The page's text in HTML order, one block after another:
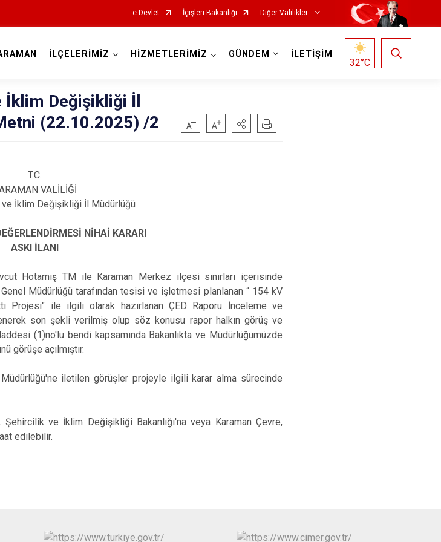
e-Devlet İçişleri Bakanlığı Diğer Valilikler
İLÇELERİMİZ HİZMETLERİMİZ GÜNDEM İLETİŞİM
32°C
İklim Değişikliği İl
(22.10.2025) /2
T.C.
VALİLİĞİ
İklim Değişikliği İl Müdürlüğü
NİHAİ KARARI
ASKI İLANI
Hotamış TM ile Karaman Merkez ilçesi sınırları içerisinde
Müdürlüğü tarafından tesisi ve işletmesi planlanan “ 154 kV
Projesi" ile ilgili olarak hazırlanan ÇED Raporu İnceleme ve
son şekli verilmiş olup söz konusu rapor halkın görüş ve
(1)no'lu bendi kapsamında Bakanlıkta ve Müdürlüğümüzde
görüşe açılmıştır.
iletilen görüşler projeyle ilgili karar alma sürecinde
ve İklim Değişikliği Bakanlığı'na veya Karaman Çevre,
edilebilir.